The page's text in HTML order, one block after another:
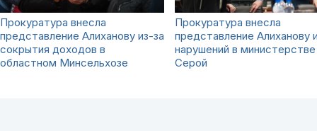
Прокуратура внесла
представление Алиханову из-за
сокрытия доходов в
областном Минсельхозе
Прокуратура внесла
представление Алиханову
нарушений в министерстве
Серой